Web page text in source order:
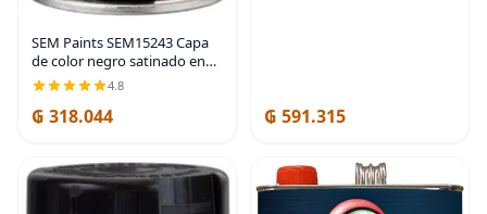
SEM Paints SEM15243 Capa
de color negro satinado en
aerosol 12 onzas (Paquete de
1)
4.8
₲ 318.044 ₲ 591.315